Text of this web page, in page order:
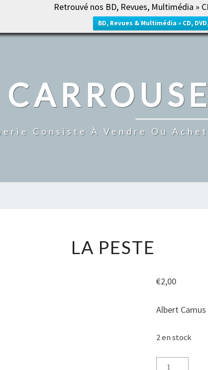
Retrouvé nos BD, Revues, Multimédia »
BD, Revues & Multimédia » CD,
Consiste À Vendre Ou
PESTE
LA PESTE
€2,00
Albert Camus
2 en stock
quantité